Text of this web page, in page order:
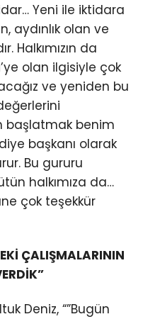
Yeni ile iktidara
aydınlık olan ve
Halkımızın da
olan ilgisiyle çok
ve yeniden bu
başlatmak benim
başkanı olarak
Bu gururu
halkımıza da…
çok teşekkür
ÇALIŞMALARININ
Deniz, “”Bugün